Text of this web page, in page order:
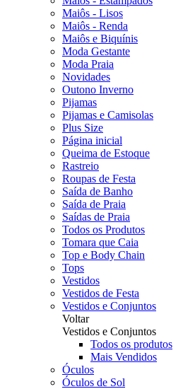
Maiôs - Lisos
Maiôs - Renda
Maiôs e Biquínis
Moda Gestante
Moda Praia
Novidades
Outono Inverno
Pijamas
Pijamas e Camisolas
Plus Size
Página inicial
Queima de Estoque
Rastreio
Roupas de Festa
Saída de Banho
Saída de Praia
Saídas de Praia
Todos os Produtos
Tomara que Caia
Top e Body Chain
Tops
Vestidos
Vestidos de Festa
Vestidos e Conjuntos
Voltar
Vestidos e Conjuntos
Todos os produtos
Mais Vendidos
Óculos
Óculos de Sol